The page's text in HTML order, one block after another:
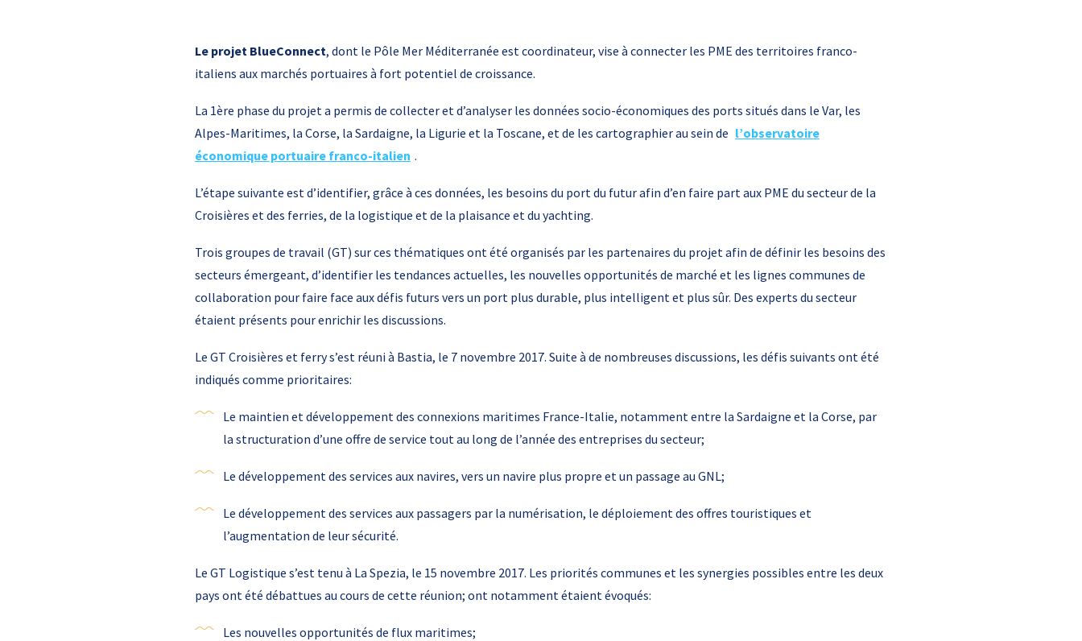
Le projet BlueConnect, dont le Pôle Mer Méditerranée est coordinateur, vise à connecter les PME des territoires franco-
italiens aux marchés portuaires à fort potentiel de croissance.
La 1ère phase du projet a permis de collecter et d’analyser les données socio-économiques des ports situés dans le Var, les
Alpes-Maritimes, la Corse, la Sardaigne, la Ligurie et la Toscane, et de les cartographier au sein de l’observatoire
économique portuaire franco-italien .
L’étape suivante est d’identifier, grâce à ces données, les besoins du port du futur afin d’en faire part aux PME du secteur de la
Croisières et des ferries, de la logistique et de la plaisance et du yachting.
Trois groupes de travail (GT) sur ces thématiques ont été organisés par les partenaires du projet afin de définir les besoins des
secteurs émergeant, d’identifier les tendances actuelles, les nouvelles opportunités de marché et les lignes communes de
collaboration pour faire face aux défis futurs vers un port plus durable, plus intelligent et plus sûr. Des experts du secteur
étaient présents pour enrichir les discussions.
Le GT Croisières et ferry s’est réuni à Bastia, le 7 novembre 2017. Suite à de nombreuses discussions, les défis suivants ont été
indiqués comme prioritaires:
Le maintien et développement des connexions maritimes France-Italie, notamment entre la Sardaigne et la Corse, par
la structuration d’une offre de service tout au long de l’année des entreprises du secteur;
Le développement des services aux navires, vers un navire plus propre et un passage au GNL;
Le développement des services aux passagers par la numérisation, le déploiement des offres touristiques et
l’augmentation de leur sécurité.
Le GT Logistique s’est tenu à La Spezia, le 15 novembre 2017. Les priorités communes et les synergies possibles entre les deux
pays ont été débattues au cours de cette réunion; ont notamment étaient évoqués:
Les nouvelles opportunités de flux maritimes;